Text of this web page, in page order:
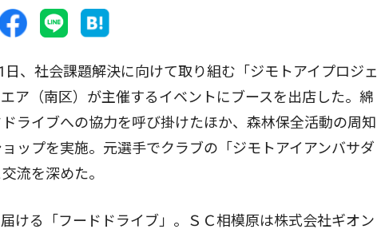
、社会課題解決に向けて取り組む「ジモトアイプロジェ
ア（南区）が主催するイベントにブースを出店した。綿
ライブへの協力を呼び掛けたほか、森林保全活動の周知
ップを実施。元選手でクラブの「ジモトアイアンバサダ
流を深めた。
ける「フードドライブ」。ＳＣ相模原は株式会社ギオン